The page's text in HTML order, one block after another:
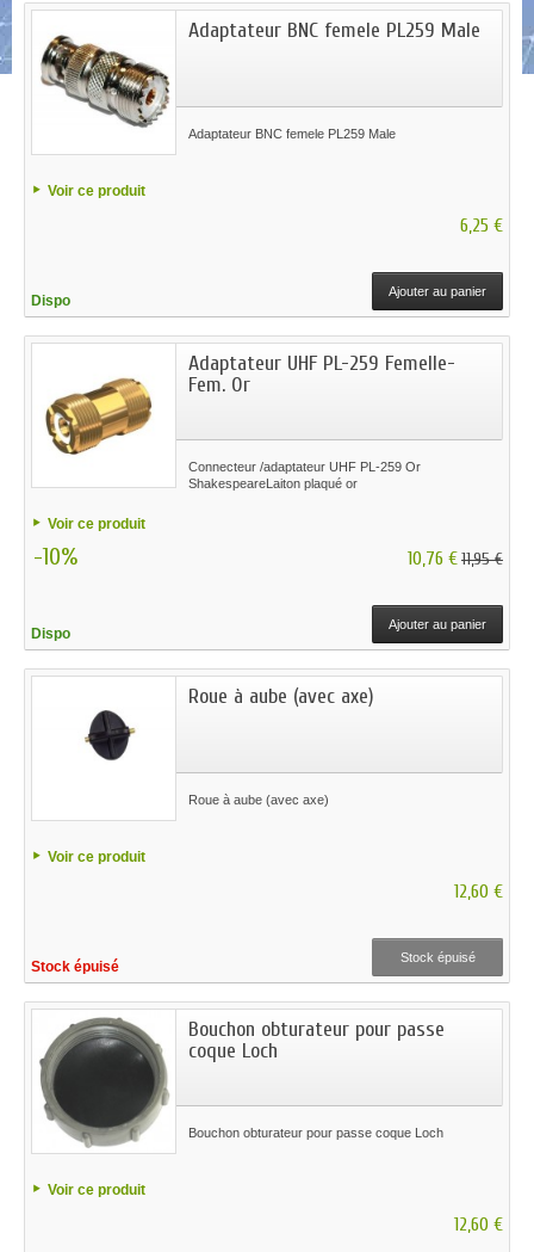
Adaptateur BNC femele PL259 Male
Adaptateur BNC femele PL259 Male
Voir ce produit
6,25 €
Dispo
Ajouter au panier
Adaptateur UHF PL-259 Femelle-
Fem. Or
Connecteur /adaptateur UHF PL-259 Or
ShakespeareLaiton plaqué or
Voir ce produit
-10% 10,76 €11,95 €
Dispo
Ajouter au panier
Roue à aube (avec axe)
Roue à aube (avec axe)
Voir ce produit
12,60 €
Stock épuisé
Stock épuisé
Bouchon obturateur pour passe
coque Loch
Bouchon obturateur pour passe coque Loch
Voir ce produit
12,60 €